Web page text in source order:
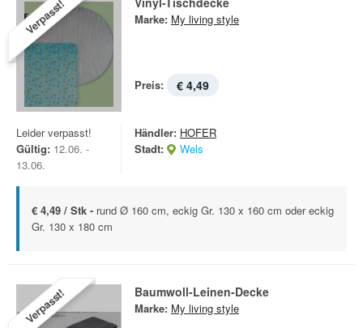
Verpasst! Marke: My living style
Preis: € 4,49
Leider verpasst!
Gültig: 12.06. -
13.06.
Händler: HOFER
Stadt:
Wels
€ 4,49 / Stk - rund Ø 160 cm, eckig Gr. 130 x 160 cm oder eckig
Gr. 130 x 180 cm
Verpasst! Baumwoll-Leinen-Decke
Marke: My living style